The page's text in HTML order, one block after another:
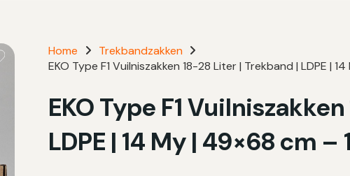
Home
Trekbandzakken
EKO Type F1 Vuilniszakken 18-28 Liter | Trekband | LDPE |
EKO Type F1
LDPE | 14 My | 49×68 cm –